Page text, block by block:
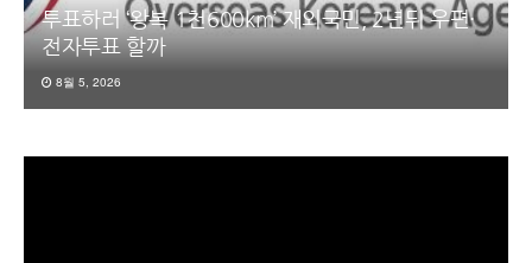
투표하러 ‘왕복 1천600km’ 재외국민, 2년뒤 우편·
전자투표 할까
8월 5, 2026